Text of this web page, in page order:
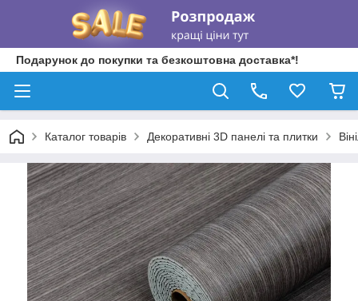
Подарунок до покупки та безкоштовна доставка*!
Каталог товарів Декоративні 3D панелі та плитки